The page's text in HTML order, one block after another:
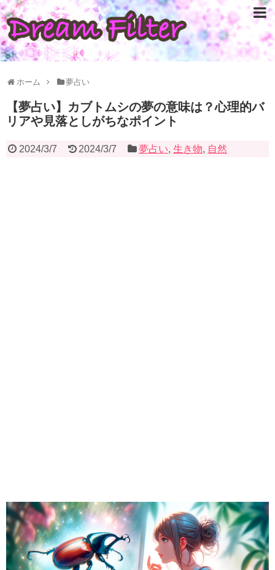
ホーム 夢占い
【夢占い】カブトムシの夢の意味は？心理的バ
リアや見落としがちなポイント
2024/3/7 2024/3/7 夢占い,生き物, 自然